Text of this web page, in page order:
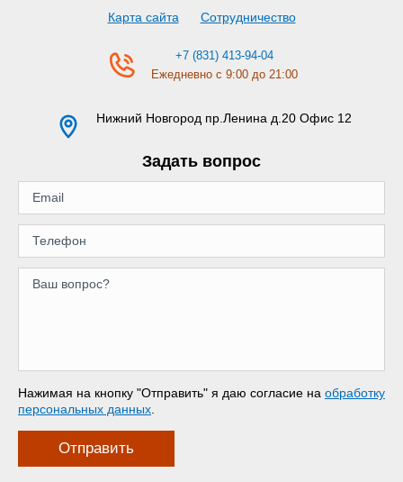
Карта сайта
Сотрудничество
+7 (831) 413-94-04
Ежедневно с 9:00 до 21:00
Нижний Новгород пр.Ленина д.20 Офис 12
Задать вопрос
Нажимая на кнопку "Отправить" я даю согласие на обработку
персональных данных
Отправить